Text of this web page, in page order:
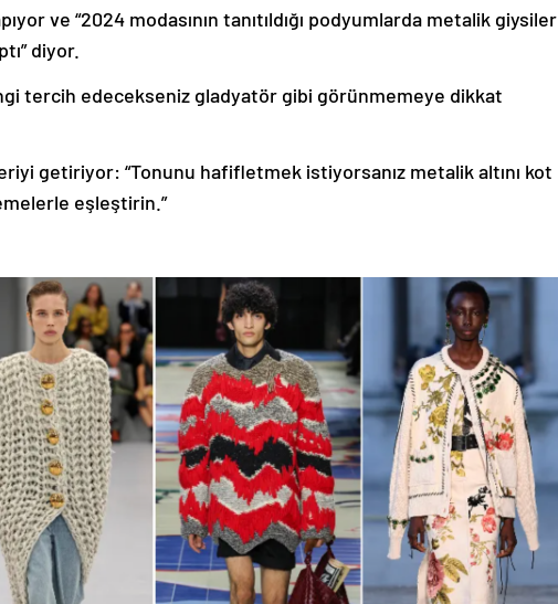
ve “2024 modasının tanıtıldığı podyumlarda metalik giysiler
diyor.
tercih edecekseniz gladyatör gibi görünmemeye dikkat
getiriyor: “Tonunu hafifletmek istiyorsanız metalik altını kot
eşleştirin.”